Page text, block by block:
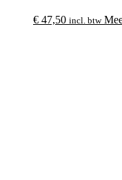
€ 47,50 incl. btw